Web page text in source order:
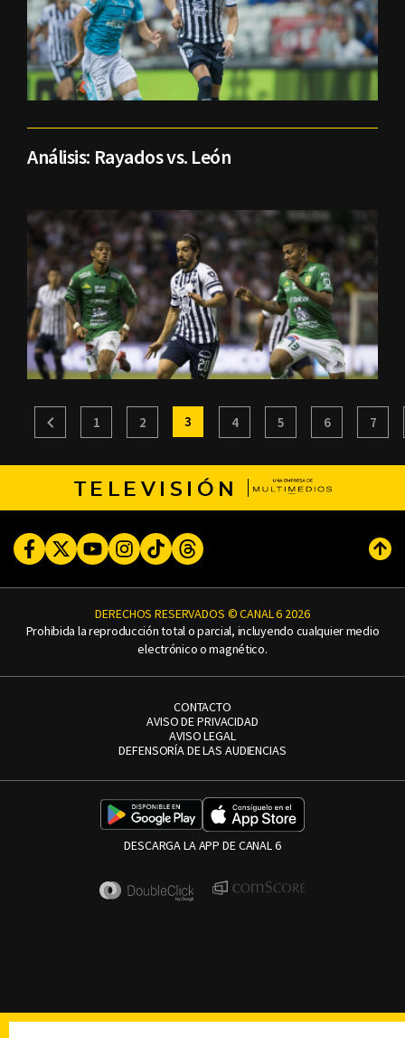
Análisis: Rayados vs. León
1 2 3 4 5 6 7
TELEVISIÓN
FacebookTwitterYoutubeInstagram
TikTokThreads
DERECHOS RESERVADOS © CANAL 6 2026
Prohibida la reproducción total o parcial, incluyendo cualquier medio
electrónico o magnético.
CONTACTO
AVISO DE PRIVACIDAD
AVISO LEGAL
DEFENSORÍA DE LAS AUDIENCIAS
DESCARGA LA APP DE CANAL 6